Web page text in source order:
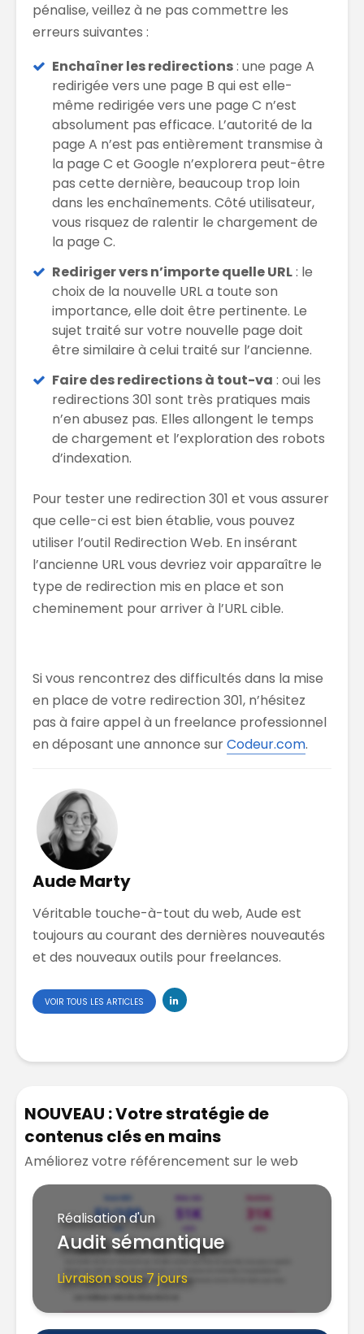
pénalise, veillez à ne pas commettre les
erreurs suivantes :
Enchaîner les redirections: une page A
redirigée vers une page B qui est elle-
même redirigée vers une page C n’est
absolument pas efficace. L’autorité de la
page A n’est pas entièrement transmise à
la page C et Google n’explorera peut-être
pas cette dernière, beaucoup trop loin
dans les enchaînements. Côté utilisateur,
vous risquez de ralentir le chargement de
la page C.
Rediriger vers n’importe quelle URL: le
choix de la nouvelle URL a toute son
importance, elle doit être pertinente. Le
sujet traité sur votre nouvelle page doit
être similaire à celui traité sur l’ancienne.
Faire des redirections à tout-va : oui les
redirections 301 sont très pratiques mais
n’en abusez pas. Elles allongent le temps
de chargement et l’exploration des robots
d’indexation.
Pour tester une redirection 301 et vous assurer
que celle-ci est bien établie, vous pouvez
utiliser l’outil Redirection Web. En insérant
l’ancienne URL vous devriez voir apparaître le
type de redirection mis en place et son
cheminement pour arriver à l’URL cible.
Si vous rencontrez des difficultés dans la mise
en place de votre redirection 301, n’hésitez
pas à faire appel à un freelance professionnel
en déposant une annonce surCodeur.com.
Aude Marty
Véritable touche-à-tout du web, Aude est
toujours au courant des dernières nouveautés
et des nouveaux outils pour freelances.
VOIR TOUS LES ARTICLES
NOUVEAU : Votre stratégie de
contenus clés en mains
Améliorez votre référencement sur le web
Réalisation d'un
Audit sémantique
Livraison sous 7 jours